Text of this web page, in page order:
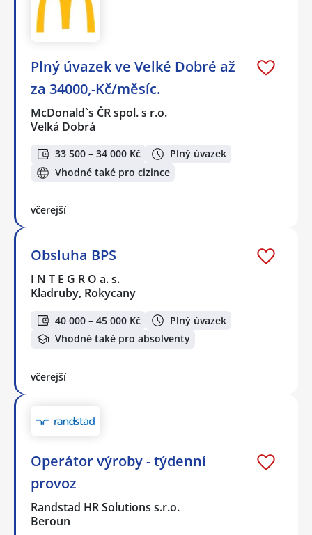
Plný úvazek ve Velké Dobré až
za 34000,-Kč/měsíc.
McDonald`s ČR spol. s r.o.
Velká Dobrá
33 500 – 34 000 Kč
Plný úvazek
Vhodné také pro cizince
včerejší
Obsluha BPS
I N T E G R O a. s.
Kladruby, Rokycany
40 000 – 45 000 Kč
Plný úvazek
Vhodné také pro absolventy
včerejší
Operátor výroby - týdenní
provoz
Randstad HR Solutions s.r.o.
Beroun